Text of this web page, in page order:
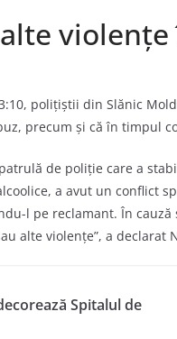
poliţiştii din Slănic
precum şi că în timpul
de poliție care a
a avut un conflict
l pe reclamant. În
alte violențe”, a declarat
Spitalul de